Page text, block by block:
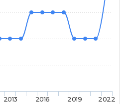
2013 2016 2019 2022